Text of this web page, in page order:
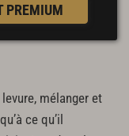
PREMIUM
mélanger et
ce qu’il